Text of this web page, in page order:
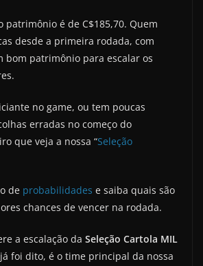
patrimônio é de C$185,70. Quem
desde a primeira rodada, com
bom patrimônio para escalar os
no game, ou tem poucas
erradas no começo do
que veja a nossa “Seleção
de probabilidades e saiba quais são
chances de vencer na rodada.
a escalação da Seleção Cartola MIL
foi dito, é o time principal da nossa